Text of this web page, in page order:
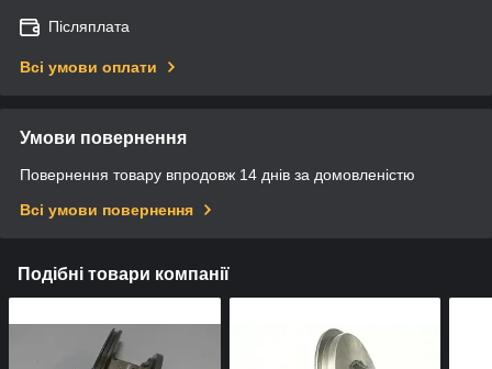
Післяплата
Всі умови оплати
Умови повернення
Повернення товару впродовж 14 днів за домовленістю
Всі умови повернення
Подібні товари компанії